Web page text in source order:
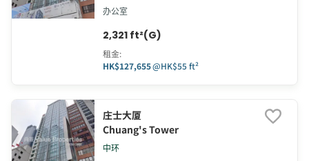
办公室
2,321 ft²(G)
租金:
HK$127,655@HK$55 ft²
庄士大厦
Chuang's Tower
中环